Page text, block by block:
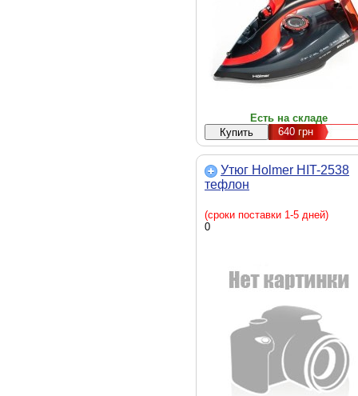
Есть на складе
640грн
Утюг Holmer HIT-2538
тефлон
(сроки поставки 1-5 дней)
0